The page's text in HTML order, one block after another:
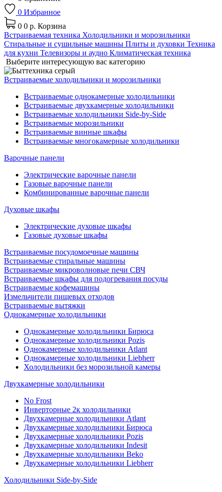
0 Избранное
0 0 р. Корзина
Встраиваемая техника Холодильники и морозильники
Стиральные и сушильные машины Плиты и духовки Техника
для кухни Телевизоры и аудио Климатическая техника
Выберите интересующую вас категорию
Встраиваемые холодильники и морозильники
Встраиваемые однокамерные холодильники
Встраиваемые двухкамерные холодильники
Встраиваемые холодильники Side-by-Side
Встраиваемые морозильники
Встраиваемые винные шкафы
Встраиваемые многокамерные холодильники
Варочные панели
Электрические варочные панели
Газовые варочные панели
Комбинированные варочные панели
Духовые шкафы
Электрические духовые шкафы
Газовые духовые шкафы
Встраиваемые посудомоечные машины
Встраиваемые стиральные машины
Встраиваемые микроволновые печи СВЧ
Встраиваемые шкафы для подогревания посуды
Встраиваемые кофемашины
Измельчители пищевых отходов
Встраиваемые вытяжки
Однокамерные холодильники
Однокамерные холодильники Бирюса
Однокамерные холодильники Pozis
Однокамерные холодильники Atlant
Однокамерные холодильники Liebherr
Холодильники без морозильной камеры
Двухкамерные холодильники
No Frost
Инверторные 2к холодильники
Двухкамерные холодильники Atlant
Двухкамерные холодильники Бирюса
Двухкамерные холодильники Pozis
Двухкамерные холодильники Indesit
Двухкамерные холодильники Beko
Двухкамерные холодильники Liebherr
Холодильники Side-by-Side